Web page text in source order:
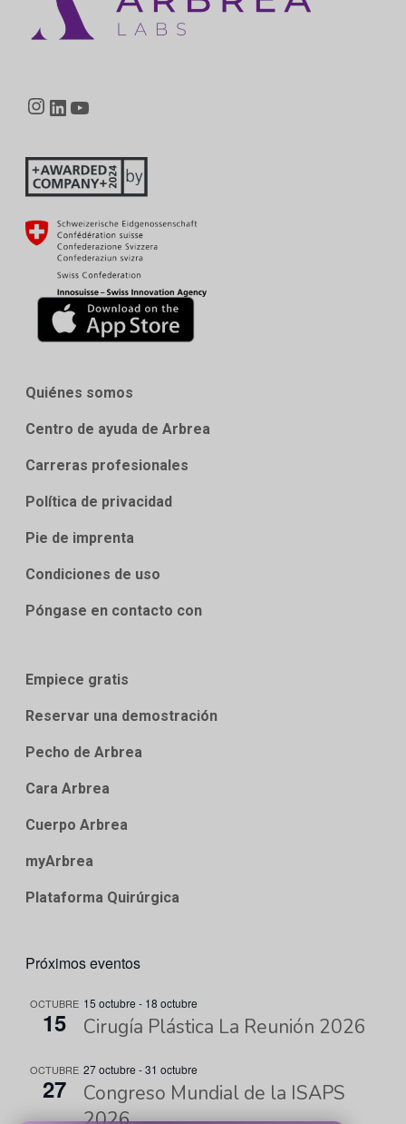
Instagram
LinkedIn
Quiénes somos
Centro de ayuda de Arbrea
Carreras profesionales
Política de privacidad
Pie de imprenta
Condiciones de uso
Póngase en contacto con
Empiece gratis
Reservar una demostración
Pecho de Arbrea
Cara Arbrea
Cuerpo Arbrea
myArbrea
Plataforma Quirúrgica
Próximos eventos
OCTUBRE
15
15 octubre - 18 octubre
Cirugía Plástica La Reunión 2026
OCTUBRE
27
27 octubre -31 octubre
Congreso Mundial de la ISAPS